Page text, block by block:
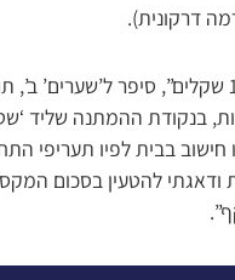
דרקונית).
“הטענתי כל כרטיס ב-1000 שקלים”,
בנקודת ההמתנה שליד
חישוב בבית לפיו
ודאגתי להטעין בסכום